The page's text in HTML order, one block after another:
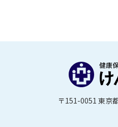
〒151-0051 東京